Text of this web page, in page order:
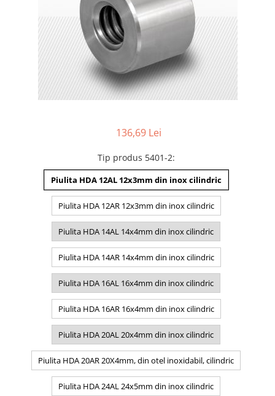
MULTIMATERIAL
136,69 Lei
Tip produs 5401-2:
Piulita HDA 12AL 12x3mm din inox cilindric
Piulita HDA 12AR 12x3mm din inox cilindric
Piulita HDA 14AL 14x4mm din inox cilindric
Piulita HDA 14AR 14x4mm din inox cilindric
Piulita HDA 16AL 16x4mm din inox cilindric
Piulita HDA 16AR 16x4mm din inox cilindric
Piulita HDA 20AL 20x4mm din inox cilindric
Piulita HDA 20AR 20X4mm, din otel inoxidabil, cilindric
Piulita HDA 24AL 24x5mm din inox cilindric